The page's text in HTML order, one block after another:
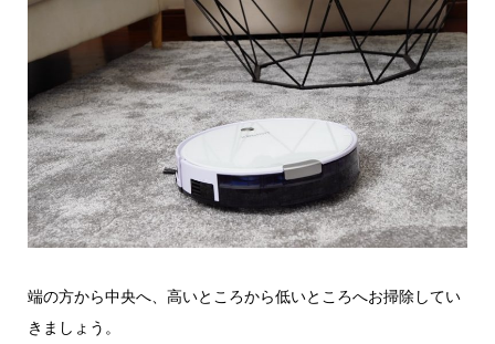
端の方から中央へ、高いところから低いところへお掃除してい
きましょう。